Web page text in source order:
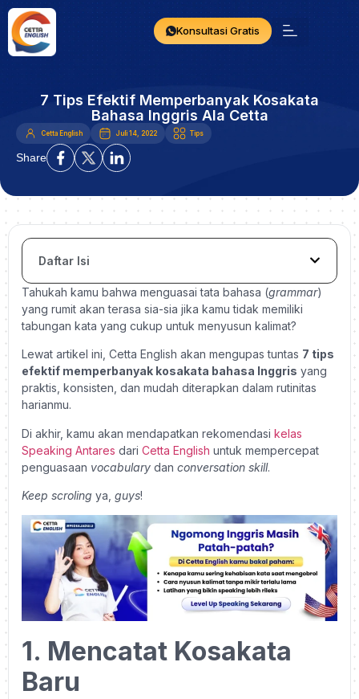
Konsultasi Gratis
7 Tips Efektif Memperbanyak Kosakata
Bahasa Inggris Ala Cetta
Cetta English Juli 14, 2022 Tips
Share
Daftar Isi
Tahukah kamu bahwa menguasai tata bahasa (grammar)
yang rumit akan terasa sia-sia jika kamu tidak memiliki
tabungan kata yang cukup untuk menyusun kalimat?
Lewat artikel ini, Cetta English akan mengupas tuntas 7 tips
efektif memperbanyak kosakata bahasa Inggris yang
praktis, konsisten, dan mudah diterapkan dalam rutinitas
harianmu.
Di akhir, kamu akan mendapatkan rekomendasi kelas
Speaking Antares dari Cetta English untuk mempercepat
penguasaan vocabulary dan conversation skill.
Keep scroling ya, guys!
1. Mencatat Kosakata
Baru